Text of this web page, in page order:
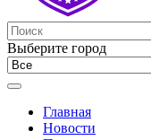
Выберите город
Главная
Новости